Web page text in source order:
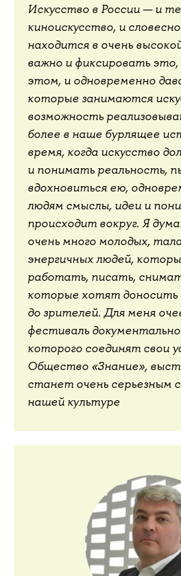
Искусство в России — и
киноискусство, и
находится в очень
важно и фиксировать это,
этом, и одновременно
которые занимаются
возможность
более в наше бурлящее
время, когда искусство
и понимать реальность,
вдохновиться ею,
людям смыслы, идеи и
происходит вокруг. Я
очень много молодых,
энергичных людей,
работать, писать,
которые хотят доносить
до зрителей. Для меня
фестиваль
которого соединят свои
Общество «Знание»,
станет очень серьезным
нашей культуре